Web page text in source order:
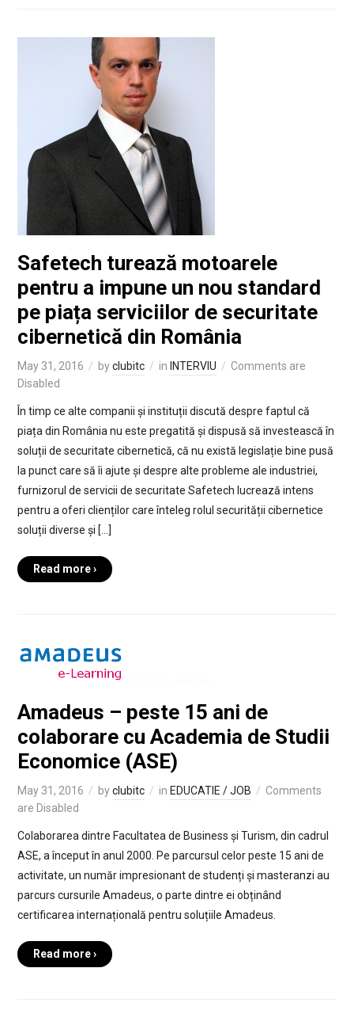
Safetech turează motoarele
pentru a impune un nou standard
pe piața serviciilor de securitate
cibernetică din România
May 31, 2016 byclubitc in INTERVIU
Comments are
Disabled
În timp ce alte companii și instituții discută despre faptul că
piața din România nu este pregatită și dispusă să investească în
soluții de securitate cibernetică, că nu există legislație bine pusă
la punct care să îi ajute și despre alte probleme ale industriei,
furnizorul de servicii de securitate Safetech lucrează intens
pentru a oferi clienților care înteleg rolul securității cibernetice
soluții diverse și […]
Read more ›
Amadeus – peste 15 ani de
colaborare cu Academia de Studii
Economice (ASE)
May 31, 2016 byclubitc in EDUCATIE / JOB
Comments
are Disabled
Colaborarea dintre Facultatea de Business și Turism, din cadrul
ASE, a început în anul 2000. Pe parcursul celor peste 15 ani de
activitate, un număr impresionant de studenți și masteranzi au
parcurs cursurile Amadeus, o parte dintre ei obținând
certificarea internațională pentru soluțiile Amadeus.
Read more ›